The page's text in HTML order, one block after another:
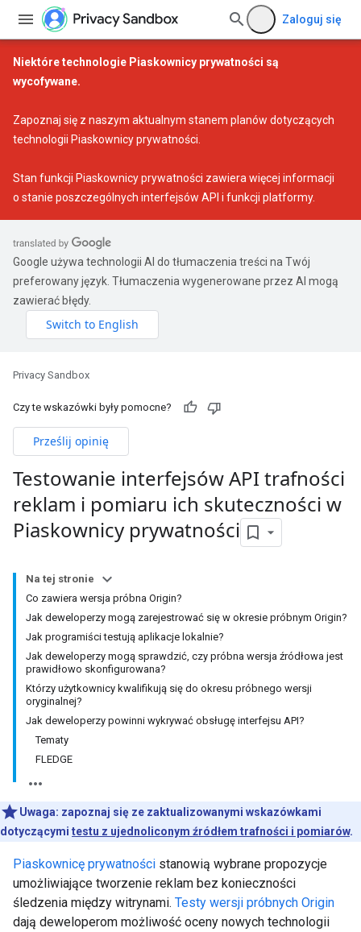
Zaloguj się
Niektóre technologie Piaskownicy prywatności są
wycofywane.
Zapoznaj się z naszym aktualnym stanem planów dotyczących
technologii Piaskownicy prywatności
Stan funkcji Piaskownicy prywatności zawiera więcej informacji
o stanie poszczególnych interfejsów API i funkcji platformy.
Google używa technologii AI do tłumaczenia treści na Twój
preferowany język. Tłumaczenia wygenerowane przez AI mogą
zawierać błędy.
Privacy Sandbox
Czy te wskazówki były pomocne?
Prześlij opinię
Testowanie interfejsów API trafności
reklam i pomiaru ich skuteczności w
Piaskownicy prywatności
Na tej stronie
Co zawiera wersja próbna Origin?
Jak deweloperzy mogą zarejestrować się w okresie próbnym Origin?
Jak programiści testują aplikacje lokalnie?
Jak deweloperzy mogą sprawdzić, czy próbna wersja źródłowa jest
prawidłowo skonfigurowana?
Którzy użytkownicy kwalifikują się do okresu próbnego wersji
oryginalnej?
Jak deweloperzy powinni wykrywać obsługę interfejsu API?
Tematy
FLEDGE
Uwaga: zapoznaj się ze zaktualizowanymi wskazówkami
dotyczącymi testu z ujednoliconym źródłem trafności i pomiarów.
Piaskownicę prywatności stanowią wybrane propozycje
umożliwiające tworzenie reklam bez konieczności
śledzenia między witrynami. Testy wersji próbnych Origin
dają deweloperom możliwość oceny nowych technologii